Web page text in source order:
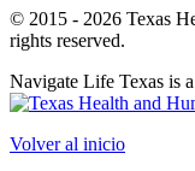
© 2015 - 2026 Texas
rights reserved.
Navigate Life Texas is
Volver al inicio